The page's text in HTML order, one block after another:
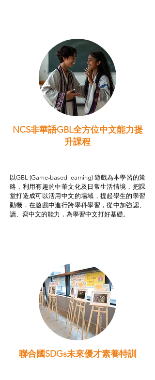
NCS非華語GBL全方位中文能力提
升課程
以GBL (Game-based learning) 遊戲為本學習的策
略，利用有趣的中華文化及日常生活情境，把課
堂打造成可以活用中文的場域，提起學生的學習
動機，在遊戲中進行跨學科學習，從中加強認、
讀、寫中文的能力，為學習中文打好基礎。
聯合國SDGs未來優才素養特訓